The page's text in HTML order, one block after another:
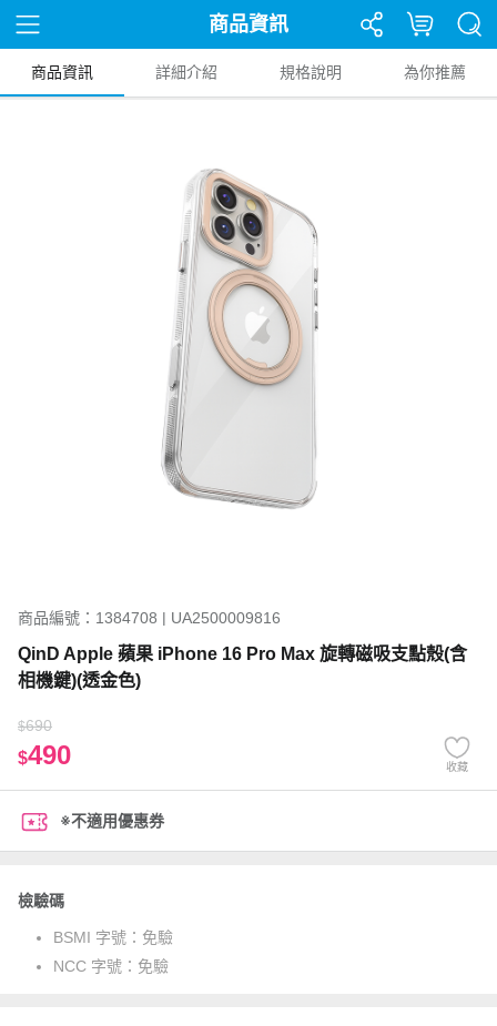
商品資訊
商品資訊 詳細介紹 規格說明 為你推薦
商品編號：1384708 | UA2500009816
QinD Apple 蘋果 iPhone 16 Pro Max 旋轉磁吸支點殼(含
相機鍵)(透金色)
$690
$490 收藏
※不適用優惠券
檢驗碼
BSMI 字號： 免驗
NCC 字號： 免驗